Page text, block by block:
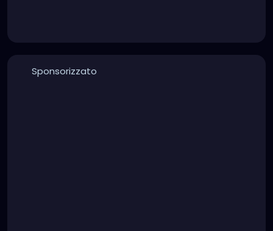
Sponsorizzato